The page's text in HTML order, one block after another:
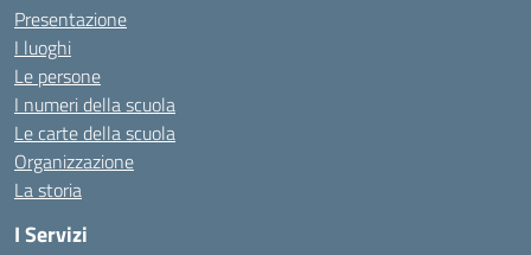
Presentazione
I luoghi
Le persone
I numeri della scuola
Le carte della scuola
Organizzazione
La storia
I Servizi